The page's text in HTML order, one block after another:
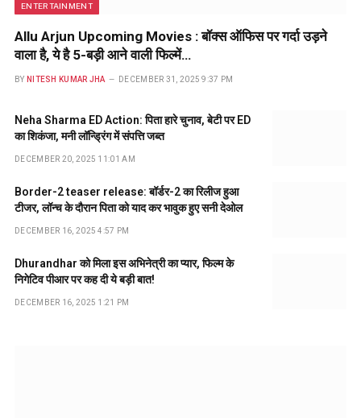
ENTERTAINMENT
Allu Arjun Upcoming Movies : बॉक्स ऑफिस पर गर्दा उड़ने
वाला है, ये है 5-बड़ी आने वाली फिल्में…
BY NITESH KUMAR JHA DECEMBER 31, 2025 9:37 PM
Neha Sharma ED Action: पिता हारे चुनाव, बेटी पर ED
का शिकंजा, मनी लॉन्ड्रिंग में संपत्ति जब्त
DECEMBER 20, 2025 11:01 AM
Border-2 teaser release: बॉर्डर-2 का रिलीज हुआ
टीजर, लॉन्च के दौरान पिता को याद कर भावुक हुए सनी देओल
DECEMBER 16, 2025 4:57 PM
Dhurandhar को मिला इस अभिनेत्री का प्यार, फिल्म के
निगेटिव पीआर पर कह दी ये बड़ी बात!
DECEMBER 16, 2025 1:21 PM